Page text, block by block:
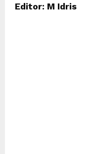
Editor: M Idris